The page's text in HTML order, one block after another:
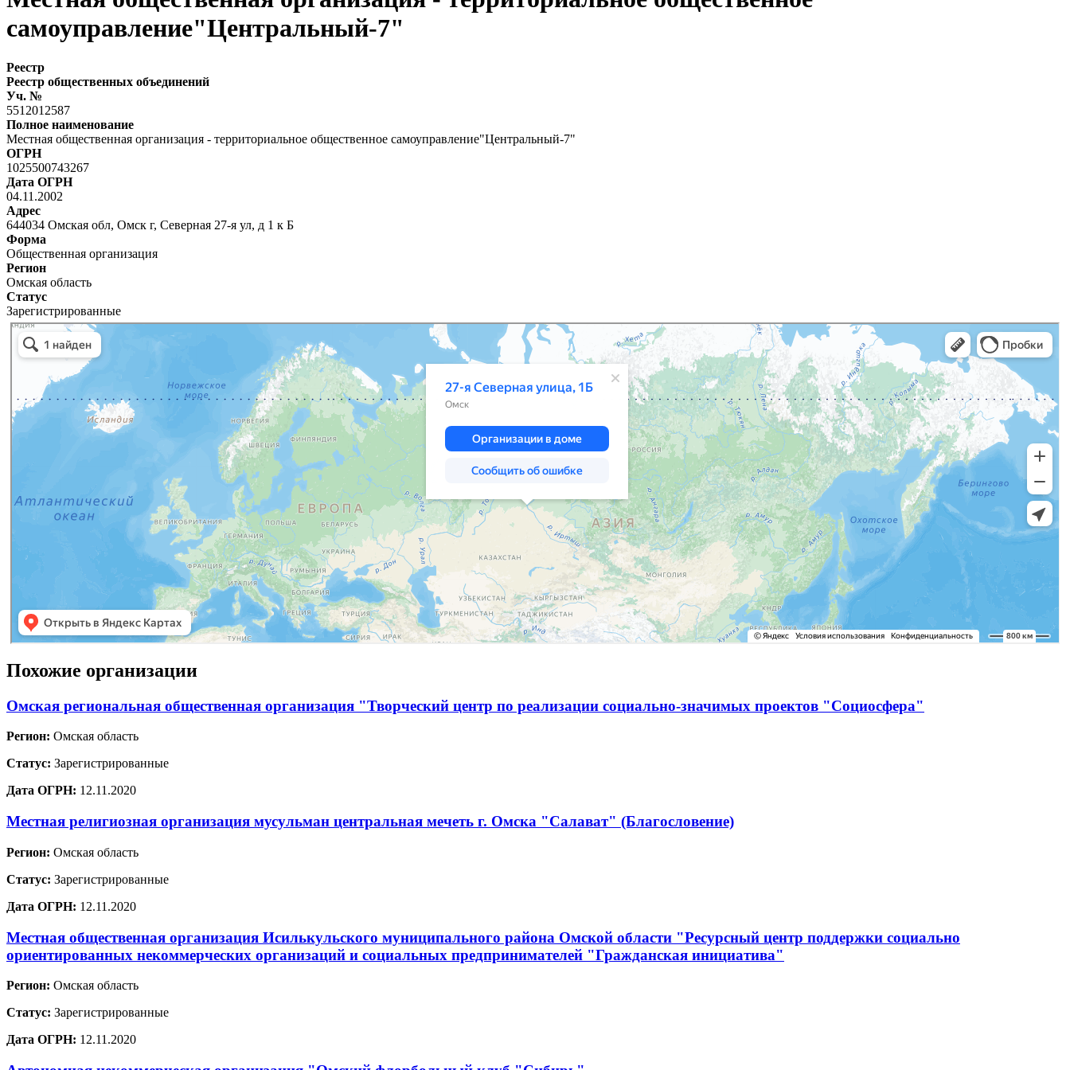
самоуправление"Центральный-7"
Реестр
Реестр общественных объединений
Уч. №
5512012587
Полное наименование
Местная общественная организация - территориальное общественное самоуправление"Центральный-7"
ОГРН
1025500743267
Дата ОГРН
04.11.2002
Адрес
644034 Омская обл, Омск г, Северная 27-я ул, д 1 к Б
Форма
Общественная организация
Регион
Омская область
Статус
Зарегистрированные
Похожие организации
Омская региональная общественная организация "Творческий центр по реализации социально-значимых проектов "Социосфера"
Регион: Омская область
Статус: Зарегистрированные
Дата ОГРН: 12.11.2020
Местная религиозная организация мусульман центральная мечеть г. Омска "Салават" (Благословение)
Регион: Омская область
Статус: Зарегистрированные
Дата ОГРН: 12.11.2020
Местная общественная организация Исилькульского муниципального района Омской области "Ресурсный центр поддержки социально
ориентированных некоммерческих организаций и социальных предпринимателей "Гражданская инициатива"
Регион: Омская область
Статус: Зарегистрированные
Дата ОГРН: 12.11.2020